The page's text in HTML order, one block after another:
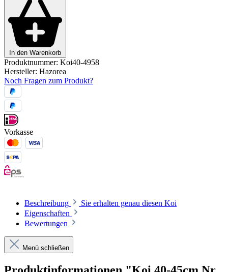
In den Warenkorb
Produktnummer: Koi40-4958
Hersteller: Hazorea
Noch Fragen zum Produkt?
Vorkasse
Beschreibung
Sie erhalten genau diesen Koi
Eigenschaften
Bewertungen
Menü schließen